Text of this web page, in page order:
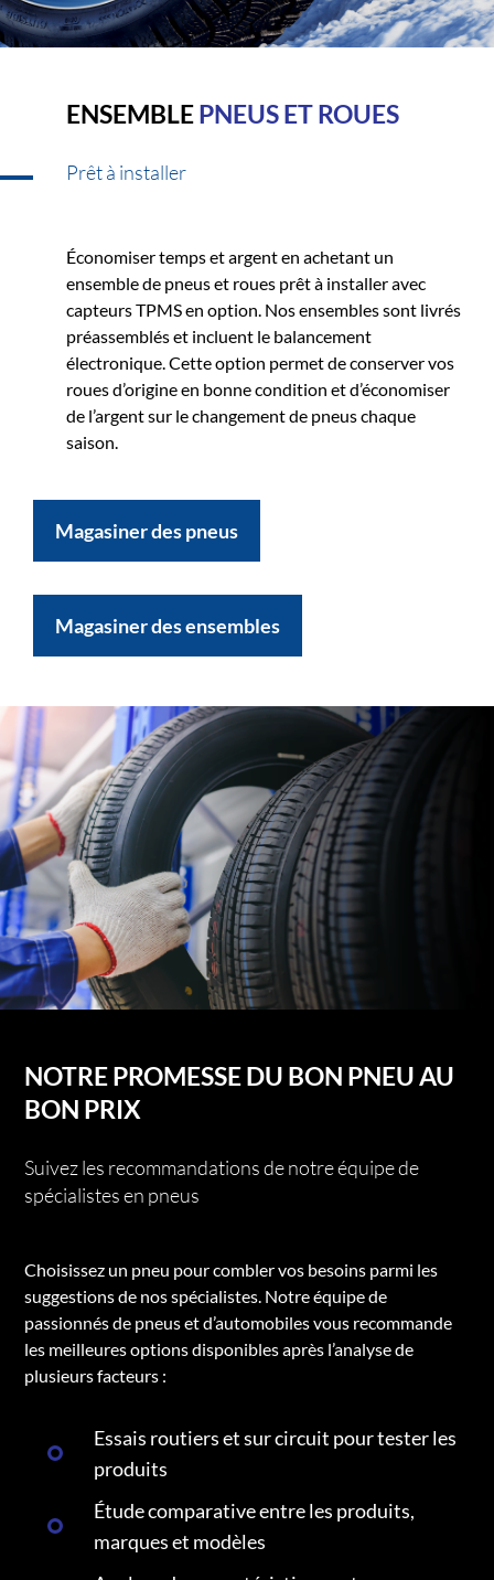
ENSEMBLEPNEUS ET ROUES
Prêt à installer
Économiser temps et argent en achetant un
ensemble de pneus et roues prêt à installer avec
capteurs TPMS en option. Nos ensembles sont livrés
préassemblés et incluent le balancement
électronique. Cette option permet de conserver vos
roues d’origine en bonne condition et d’économiser
de l’argent sur le changement de pneus chaque
saison.
Magasiner des pneus
Magasiner des ensembles
NOTRE PROMESSE DU BON PNEU AU
BON PRIX
Suivez les recommandations de notre équipe de
spécialistes en pneus
Choisissez un pneu pour combler vos besoins parmi les
suggestions de nos spécialistes. Notre équipe de
passionnés de pneus et d’automobiles vous recommande
les meilleures options disponibles après l’analyse de
plusieurs facteurs :
Essais routiers et sur circuit pour tester les
produits
Étude comparative entre les produits,
marques et modèles